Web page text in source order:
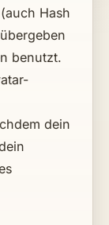
Hash
benutzt.
dein